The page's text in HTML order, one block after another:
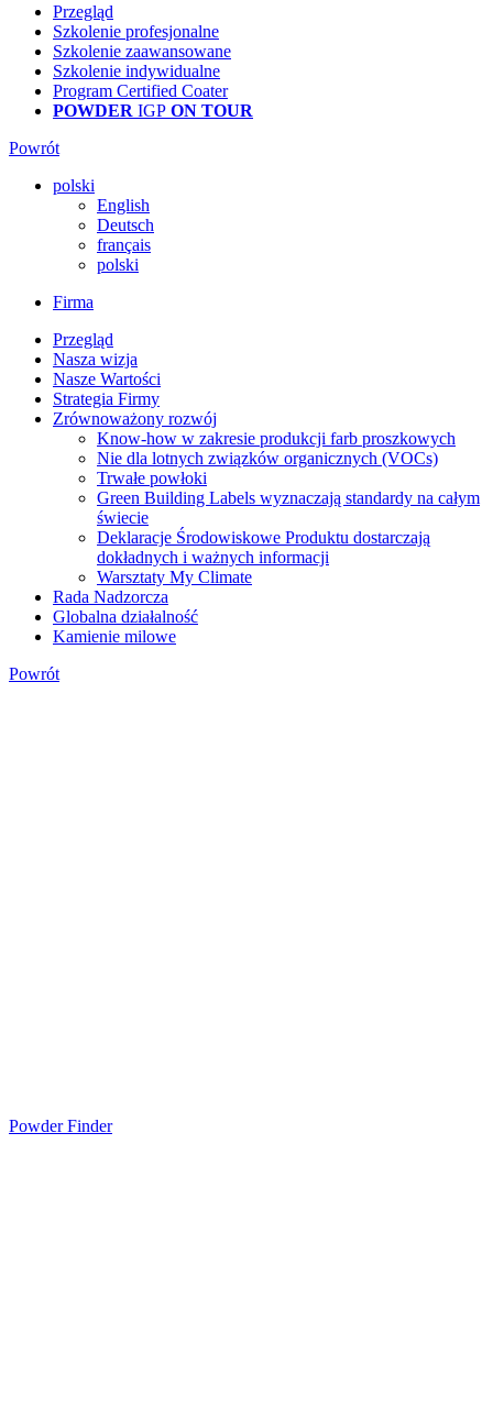
Przegląd
Szkolenie profesjonalne
Szkolenie zaawansowane
Szkolenie indywidualne
Program Certified Coater
POWDER IGP ON TOUR
Powrót
polski
English
Deutsch
français
polski
Firma
Przegląd
Nasza wizja
Nasze Wartości
Strategia Firmy
Zrównoważony rozwój
Know-how w zakresie produkcji farb proszkowych
Nie dla lotnych związków organicznych (VOCs)
Trwałe powłoki
Green Building Labels wyznaczają standardy na całym
świecie
Deklaracje Środowiskowe Produktu dostarczają
dokładnych i ważnych informacji
Warsztaty My Climate
Rada Nadzorcza
Globalna działalność
Kamienie milowe
Powrót
Powder Finder